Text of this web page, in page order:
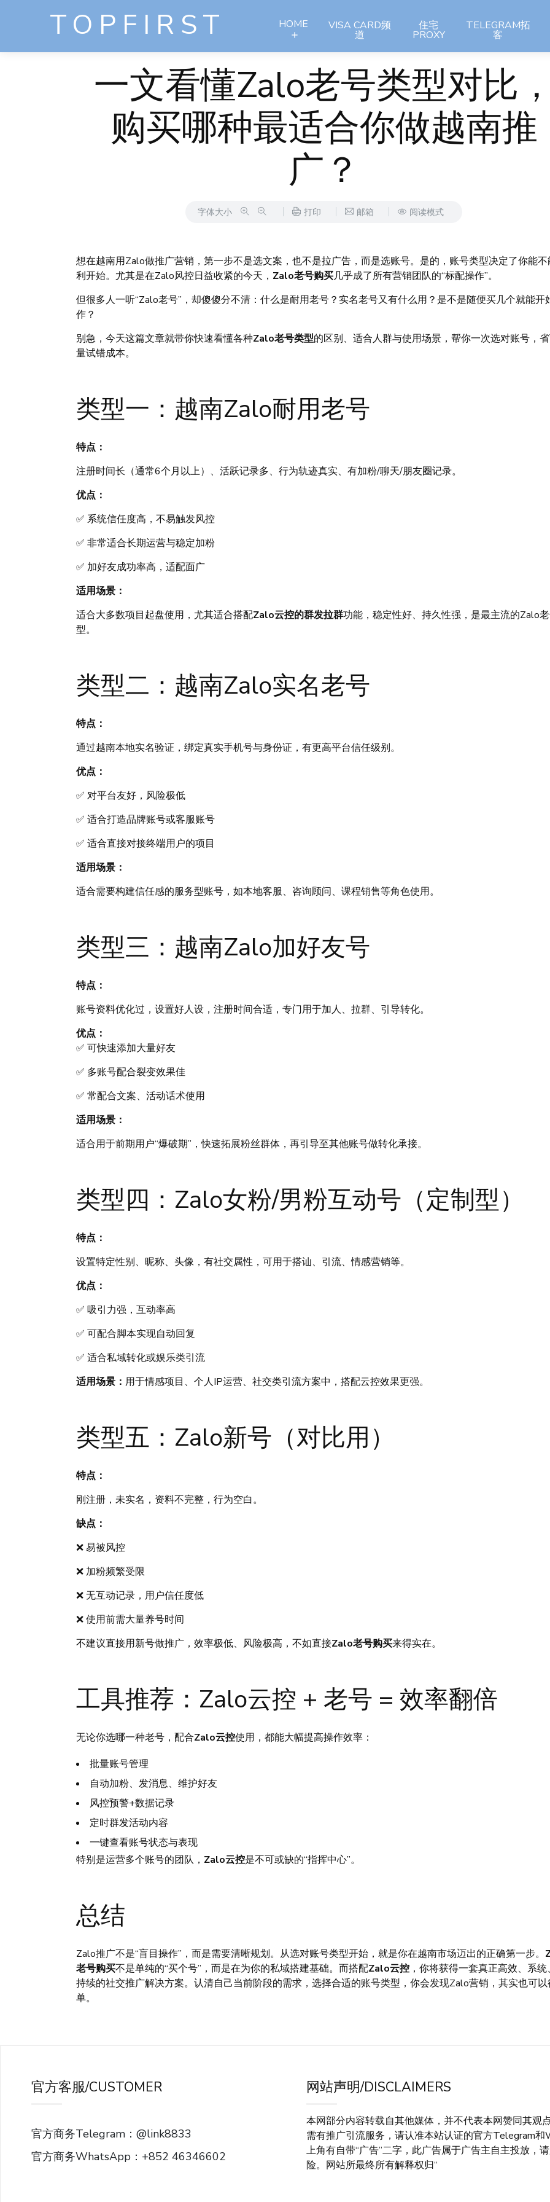
TOPFIRST HOME VISA CARD频
道
住宅
PROXY
TELEGRAM拓
客
一文看懂Zalo老号类型对比
购买哪种最适合你做越南推
广？
字体大小 打印 邮箱 阅读模式
想在越南用Zalo做推广营销，第一步不是选文案，也不是拉广告，而是选账号。是的，账号类型决定了你能
利开始。尤其是在Zalo风控日益收紧的今天， Zalo老号购买几乎成了所有营销团队的“标配操作”。
但很多人一听“Zalo老号”，却傻傻分不清：什么是耐用老号？实名老号又有什么用？是不是随便买几个就能开
作？
别急，今天这篇文章就带你快速看懂各种Zalo老号类型的区别、适合人群与使用场景，帮你一次选对账号，
量试错成本。
类型一：越南Zalo耐用老号
特点：
注册时间长（通常6个月以上）、活跃记录多、行为轨迹真实、有加粉/聊天/朋友圈记录。
优点：
✅ 系统信任度高，不易触发风控
✅ 非常适合长期运营与稳定加粉
✅ 加好友成功率高，适配面广
适用场景：
适合大多数项目起盘使用，尤其适合搭配Zalo云控的群发拉群功能，稳定性好、持久性强，是最主流的Zalo
型。
类型二：越南Zalo实名老号
特点：
通过越南本地实名验证，绑定真实手机号与身份证，有更高平台信任级别。
优点：
✅ 对平台友好，风险极低
✅ 适合打造品牌账号或客服账号
✅ 适合直接对接终端用户的项目
适用场景：
适合需要构建信任感的服务型账号，如本地客服、咨询顾问、课程销售等角色使用。
类型三：越南Zalo加好友号
特点：
账号资料优化过，设置好人设，注册时间合适，专门用于加人、拉群、引导转化。
优点：
✅ 可快速添加大量好友
✅ 多账号配合裂变效果佳
✅ 常配合文案、活动话术使用
适用场景：
适合用于前期用户“爆破期”，快速拓展粉丝群体，再引导至其他账号做转化承接。
类型四：Zalo女粉/男粉互动号（定制型）
特点：
设置特定性别、昵称、头像，有社交属性，可用于搭讪、引流、情感营销等。
优点：
✅ 吸引力强，互动率高
✅ 可配合脚本实现自动回复
✅ 适合私域转化或娱乐类引流
适用场景： 用于情感项目、个人IP运营、社交类引流方案中，搭配云控效果更强。
类型五：Zalo新号（对比用）
特点：
刚注册，未实名，资料不完整，行为空白。
缺点：
❌ 易被风控
❌ 加粉频繁受限
❌ 无互动记录，用户信任度低
❌ 使用前需大量养号时间
不建议直接用新号做推广，效率极低、风险极高，不如直接Zalo老号购买来得实在。
工具推荐：Zalo云控 + 老号 = 效率翻倍
无论你选哪一种老号，配合Zalo云控使用，都能大幅提高操作效率：
批量账号管理
自动加粉、发消息、维护好友
风控预警+数据记录
定时群发活动内容
一键查看账号状态与表现
特别是运营多个账号的团队， Zalo云控是不可或缺的“指挥中心”。
总结
Zalo推广不是“盲目操作”，而是需要清晰规划。从选对账号类型开始，就是你在越南市场迈出的正确第一步。
老号购买不是单纯的“买个号”，而是在为你的私域搭建基础。而搭配Zalo云控 ，你将获得一套真正高效、系
持续的社交推广解决方案。认清自己当前阶段的需求，选择合适的账号类型，你会发现Zalo营销，其实也可
单。
官方客服/CUSTOMER
官方商务Telegram：@link8833
官方商务WhatsApp：+852 46346602
网站声明/DISCLAIMERS
本网部分内容转载自其他媒体，并不代表本网赞同其观
需有推广引流服务，请认准本站认证的官方Telegram
上角有自带“广告”二字，此广告属于广告主自主投放，
险。网站所最终所有解释权归“